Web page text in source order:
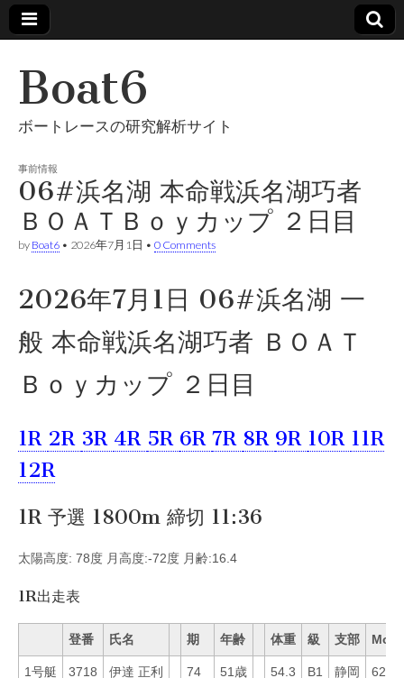
Boat6
ボートレースの研究解析サイト
事前情報
06#浜名湖 本命戦浜名湖巧者
ＢＯＡＴＢｏｙカップ ２日目
by Boat6 • 2026年7月1日 • 0 Comments
2026年7月1日 06#浜名湖 一
般 本命戦浜名湖巧者 ＢＯＡＴ
Ｂｏｙカップ ２日目
1R 2R 3R 4R 5R 6R 7R 8R 9R 10R 11R
12R
1R 予選 1800m 締切 11:36
太陽高度: 78度 月高度:-72度 月齢:16.4
1R出走表
登番 氏名 期 年齢 体重 級 支部 Mo
1号艇 3718 伊達 正利 74 51歳 54.3 B1 静岡 62